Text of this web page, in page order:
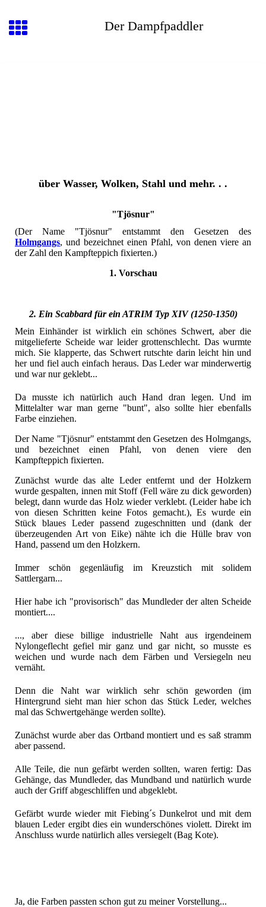
Der Dampfpaddler
über Wasser, Wolken, Stahl und mehr. . .
"Tjösnur"
(Der Name "Tjösnur" entstammt den Gesetzen des
Holmgangs, und bezeichnet einen Pfahl, von denen viere an
der Zahl den Kampfteppich fixierten.)
1. Vorschau
2. Ein Scabbard für ein ATRIM Typ XIV (1250-1350)
Mein Einhänder ist wirklich ein schönes Schwert, aber die
mitgelieferte Scheide war leider grottenschlecht. Das wurmte
mich. Sie klapperte, das Schwert rutschte darin leicht hin und
her und fiel auch einfach heraus. Das Leder war minderwertig
und war nur geklebt...
Da musste ich natürlich auch Hand dran legen. Und im
Mittelalter war man gerne "bunt", also sollte hier ebenfalls
Farbe einziehen.
Der Name "Tjösnur" entstammt den Gesetzen des Holmgangs,
und bezeichnet einen Pfahl, von denen viere den
Kampfteppich fixierten.
Zunächst wurde das alte Leder entfernt und der Holzkern
wurde gespalten, innen mit Stoff (Fell wäre zu dick geworden)
belegt, dann wurde das Holz wieder verklebt. (Leider habe ich
von diesen Schritten keine Fotos gemacht.), Es wurde ein
Stück blaues Leder passend zugeschnitten und (dank der
überzeugenden Art von Eike) nähte ich die Hülle brav von
Hand, passend um den Holzkern.
Immer schön gegenläufig im Kreuzstich mit solidem
Sattlergarn...
Hier habe ich "provisorisch" das Mundleder der alten Scheide
montiert....
..., aber diese billige industrielle Naht aus irgendeinem
Nylongeflecht gefiel mir ganz und gar nicht, so musste es
weichen und wurde nach dem Färben und Versiegeln neu
vernäht.
Denn die Naht war wirklich sehr schön geworden (im
Hintergrund sieht man hier schon das Stück Leder, welches
mal das Schwertgehänge werden sollte).
Zunächst wurde aber das Ortband montiert und es saß stramm
aber passend.
Alle Teile, die nun gefärbt werden sollten, waren fertig: Das
Gehänge, das Mundleder, das Mundband und natürlich wurde
auch der Griff abgeschliffen und abgeklebt.
Gefärbt wurde wieder mit Fiebing´s Dunkelrot und mit dem
blauen Leder ergibt dies ein wunderschönes violett. Direkt im
Anschluss wurde natürlich alles versiegelt (Bag Kote).
Ja, die Farben passten schon gut zu meiner Vorstellung...